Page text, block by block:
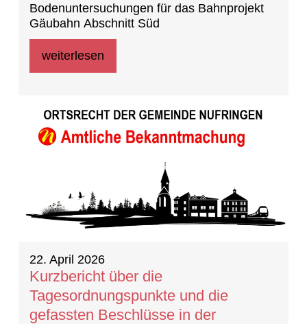
Bodenuntersuchungen für das Bahnprojekt
Gäubahn Abschnitt Süd
weiterlesen
22. April 2026
Kurzbericht über die
Tagesordnungspunkte und die
gefassten Beschlüsse in der